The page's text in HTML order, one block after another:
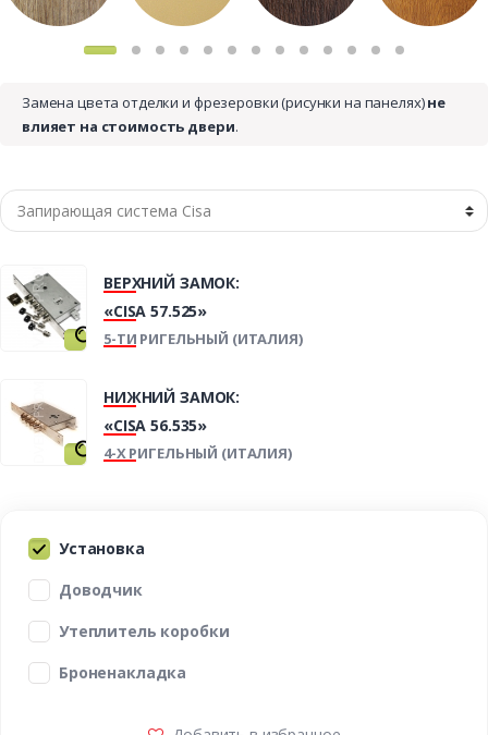
Замена цвета отделки и фрезеровки (рисунки на панелях)не
влияет на стоимость двери.
ВЕРХНИЙ ЗАМОК:
«CISA 57.525»
5-ТИ РИГЕЛЬНЫЙ (ИТАЛИЯ)
НИЖНИЙ ЗАМОК:
«CISA 56.535»
4-Х РИГЕЛЬНЫЙ (ИТАЛИЯ)
Установка
Доводчик
Утеплитель коробки
Броненакладка